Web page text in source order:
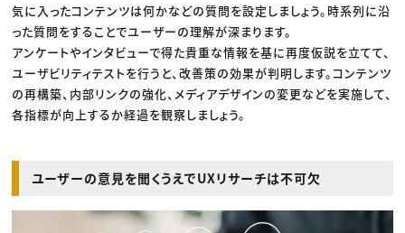
気に入ったコンテンツは何かなどの質問を設定しましょう。時系列に沿
った質問をすることでユーザーの理解が深まります。
アンケートやインタビューで得た貴重な情報を基に再度仮説を立てて、
ユーザビリティテストを行うと、改善策の効果が判明します。コンテンツ
の再構築、内部リンクの強化、メディアデザインの変更などを実施して、
各指標が向上するか経過を観察しましょう。
ユーザーの意見を聞くうえでUXリサーチは不可欠